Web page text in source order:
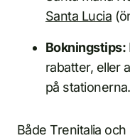
Santa Lucia
Bokningstips:
rabatter, eller
på stationerna.
Både Trenitalia